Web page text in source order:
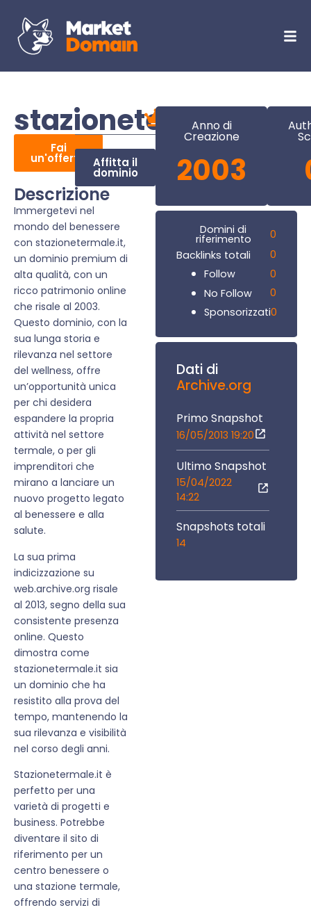
stazionetermale.it
Fai
un'offerta Affitta il
dominio
Descrizione
Immergetevi nel
mondo del benessere
con stazionetermale.it,
un dominio premium di
alta qualità, con un
ricco patrimonio online
che risale al 2003.
Questo dominio, con la
sua lunga storia e
rilevanza nel settore
del wellness, offre
un’opportunità unica
per chi desidera
espandere la propria
attività nel settore
termale, o per gli
imprenditori che
mirano a lanciare un
nuovo progetto legato
al benessere e alla
salute.
La sua prima
indicizzazione su
web.archive.org risale
al 2013, segno della sua
consistente presenza
online. Questo
dimostra come
stazionetermale.it sia
un dominio che ha
resistito alla prova del
tempo, mantenendo la
sua rilevanza e visibilità
nel corso degli anni.
Stazionetermale.it è
perfetto per una
varietà di progetti e
business. Potrebbe
diventare il sito di
riferimento per un
centro benessere o
una stazione termale,
offrendo servizi di
Anno di
Creazione
2003
Domini di
riferimento
0
Backlinks totali
0
Follow
0
No Follow
0
Sponsorizzati0
Dati di
Archive.org
Primo Snapshot
16/05/2013 19:20
Ultimo Snapshot
15/04/2022
14:22
Snapshots totali
14